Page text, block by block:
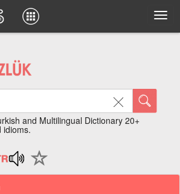
and Multilingual Dictionary 20+
idioms.